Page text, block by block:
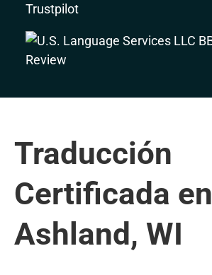
Trustpilot
Traducción
Certificada en
Ashland, WI